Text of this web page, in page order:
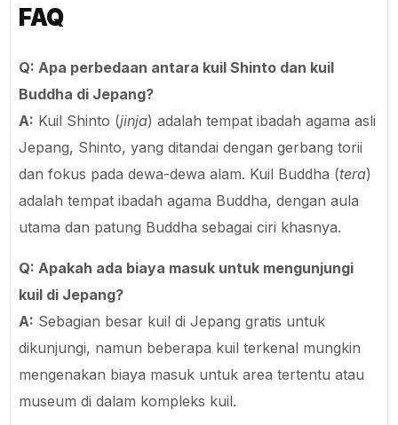
FAQ
Q: Apa perbedaan antara kuil Shinto dan kuil
Buddha di Jepang?
A: Kuil Shinto (jinja) adalah tempat ibadah agama asli
Jepang, Shinto, yang ditandai dengan gerbang torii
dan fokus pada dewa-dewa alam. Kuil Buddha (tera)
adalah tempat ibadah agama Buddha, dengan aula
utama dan patung Buddha sebagai ciri khasnya.
Q: Apakah ada biaya masuk untuk mengunjungi
kuil di Jepang?
A: Sebagian besar kuil di Jepang gratis untuk
dikunjungi, namun beberapa kuil terkenal mungkin
mengenakan biaya masuk untuk area tertentu atau
museum di dalam kompleks kuil.